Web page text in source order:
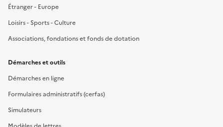
Étranger - Europe
Loisirs - Sports - Culture
Associations, fondations et fonds de dotation
Démarches et outils
Démarches en ligne
Formulaires administratifs (cerfas)
Simulateurs